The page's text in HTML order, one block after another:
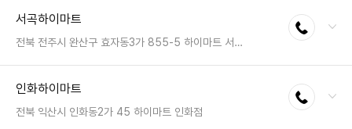
팩스 : 050-2222-0578
영업시간 : 금일 10:30~20:30
서곡하이마트
전북 전주시 완산구 효자동3가 855-5 하이마트 서곡점
전화연결
팩스 : 050-2222-1495
영업시간 : 금일 10:30~20:30
인화하이마트
전북 익산시 인화동2가 45 하이마트 인화점
전화연결